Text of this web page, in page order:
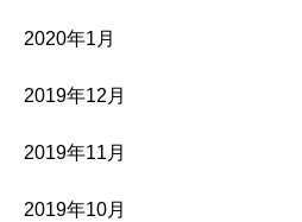
2020年1月
2019年12月
2019年11月
2019年10月